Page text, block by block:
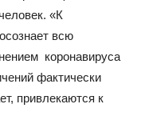
«К
всю
коронавируса
фактически
привлекаются к